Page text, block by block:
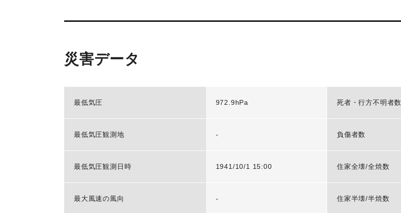
災害データ
最低気圧 972.9hPa
最低気圧観測地 -
最低気圧観測日時 1941/10/1 15:00
最大風速の風向 -
死者・行方不明者数
負傷者数
住家全壊/全焼数
住家半壊/半焼数